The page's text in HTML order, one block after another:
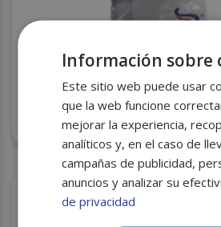
LAMINAS TRANSPARENTES
C/12
Información sobre
Este sitio web puede usar
que la web funcione
mejorar la experiencia,
analíticos y, en el caso de
campañas de publicidad,
anuncios y analizar su
de privacidad